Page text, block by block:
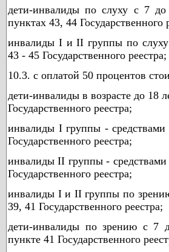
дети-инвалиды по слуху с 7
пунктах 43, 44 Государственного
инвалиды I и II группы по слуху
43 - 45 Государственного реестра;
10.3. с оплатой 50 процентов
дети-инвалиды в возрасте до 18
Государственного реестра;
инвалиды I группы -
Государственного реестра;
инвалиды II группы -
Государственного реестра;
инвалиды I и II группы по
39, 41 Государственного реестра;
дети-инвалиды по зрению с 7
пункте 41 Государственного